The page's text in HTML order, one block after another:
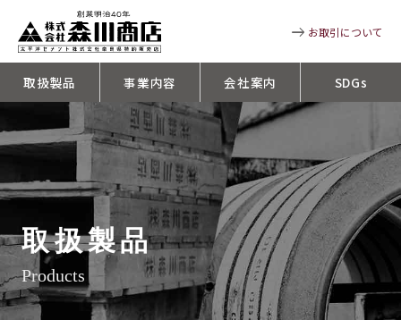
取扱製品 事業内容 会社案内 SDGs
お取引について
取扱製品
Products